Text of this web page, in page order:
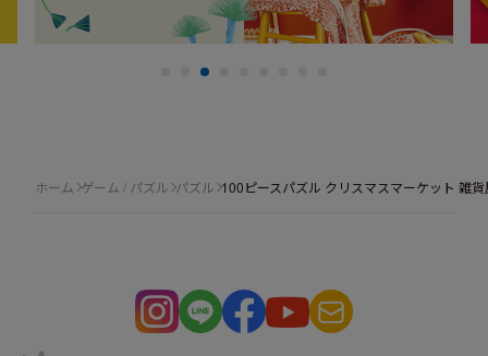
ホーム ゲーム / パズル パズル 100ピースパズル クリスマスマーケット 雑